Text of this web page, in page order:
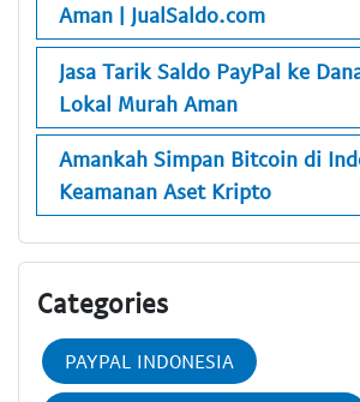
Aman | JualSaldo.com
Jasa Tarik Saldo PayPal ke
Lokal Murah Aman
Amankah Simpan Bitcoin di
Keamanan Aset Kripto
Categories
PAYPAL INDONESIA